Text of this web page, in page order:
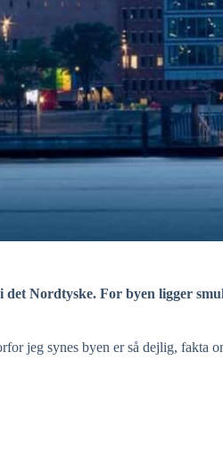
Nordtyske. For byen ligger
jeg synes byen er så dejlig, fakta